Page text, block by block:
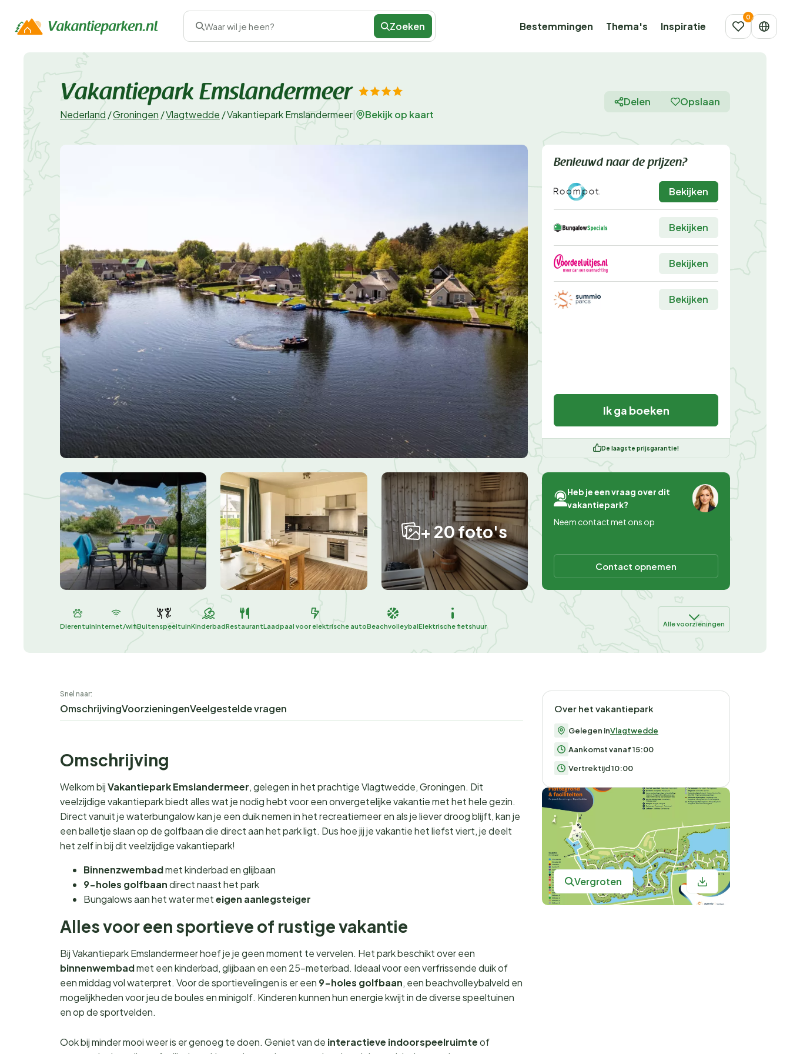
Waar wil je heen? Zoeken Bestemmingen Thema's Inspiratie
Vakantiepark Emslandermeer
Nederland /Groningen /Vlagtwedde /Vakantiepark Emslandermeer Bekijk op kaart
Delen Opslaan
+ 20 foto's
Benieuwd naar de prijzen?
Bekijken
Bekijken
Bekijken
Bekijken
Ik ga boeken
De laagste prijsgarantie!
Heb je een vraag over dit
vakantiepark?
Neem contact met ons op
Contact opnemen
DierentuinInternet/wifiBuitenspeeltuinKinderbadRestaurantLaadpaal voor elektrische autoBeachvolleybalElektrische fietshuur Alle voorzieningen
Snel naar:
OmschrijvingVoorzieningenVeelgestelde vragen
Omschrijving
Welkom bijVakantiepark Emslandermeer, gelegen in het prachtige Vlagtwedde, Groningen. Dit
veelzijdige vakantiepark biedt alles wat je nodig hebt voor een onvergetelijke vakantie met het hele gezin.
Direct vanuit je waterbungalow kan je een duik nemen in het recreatiemeer en als je liever droog blijft, kan je
een balletje slaan op de golfbaan die direct aan het park ligt. Dus hoe jij je vakantie het liefst viert, je deelt
het zelf in bij dit veelzijdige vakantiepark!
Binnenzwembadmet kinderbad en glijbaan
9-holes golfbaandirect naast het park
Bungalows aan het water meteigen aanlegsteiger
Alles voor een sportieve of rustige vakantie
Bij Vakantiepark Emslandermeer hoef je je geen moment te vervelen. Het park beschikt over een
binnenwembadmet een kinderbad, glijbaan en een 25-meterbad. Ideaal voor een verfrissende duik of
een middag vol waterpret. Voor de sportievelingen is er een 9-holes golfbaan, een beachvolleybalveld en
mogelijkheden voor jeu de boules en minigolf. Kinderen kunnen hun energie kwijt in de diverse speeltuinen
en op de sportvelden.
Ook bij minder mooi weer is er genoeg te doen. Geniet van de interactieve indoorspeelruimteof
Over het vakantiepark
Gelegen inVlagtwedde
Aankomst vanaf 15:00
Vertrektijd 10:00
Vergroten